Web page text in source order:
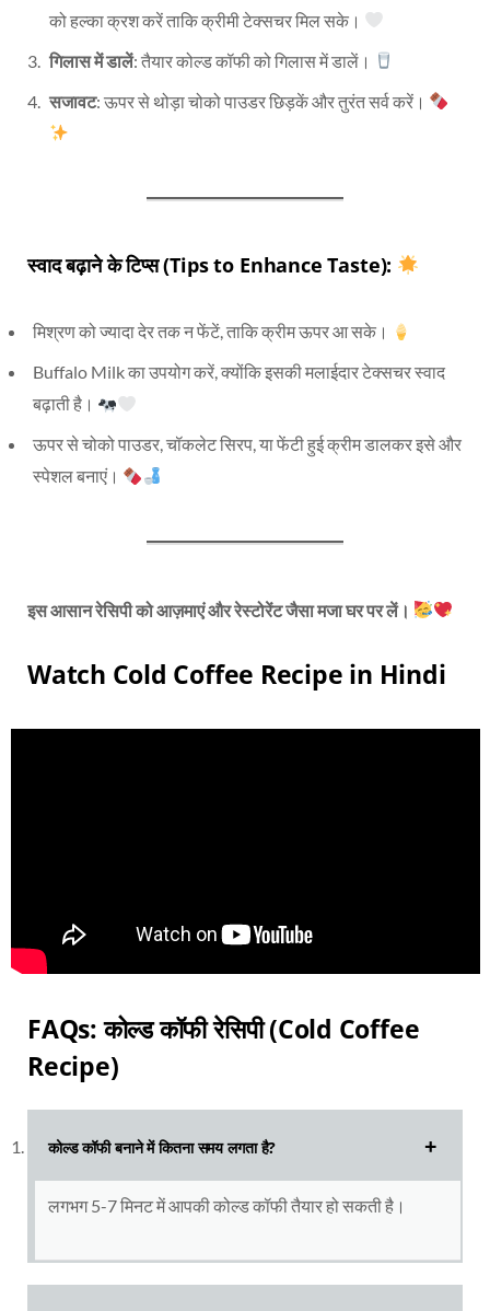
को हल्का क्रश करें ताकि क्रीमी टेक्सचर मिल सके।
गिलास में डालें: तैयार कोल्ड कॉफी को गिलास में डालें।
सजावट: ऊपर से थोड़ा चोको पाउडर छिड़कें और तुरंत सर्व करें।
स्वाद बढ़ाने के टिप्स (Tips to Enhance Taste):
मिश्रण को ज्यादा देर तक न फेंटें, ताकि क्रीम ऊपर आ सके।
Buffalo Milk का उपयोग करें, क्योंकि इसकी मलाईदार टेक्सचर स्वाद
बढ़ाती है।
ऊपर से चोको पाउडर, चॉकलेट सिरप, या फेंटी हुई क्रीम डालकर इसे और
स्पेशल बनाएं।
इस आसान रेसिपी को आज़माएं और रेस्टोरेंट जैसा मजा घर पर लें।
Watch Cold Coffee Recipe in Hindi
FAQs: कोल्ड कॉफी रेसिपी (Cold Coffee
Recipe)
कोल्ड कॉफी बनाने में कितना समय लगता है?
लगभग 5-7 मिनट में आपकी कोल्ड कॉफी तैयार हो सकती है।